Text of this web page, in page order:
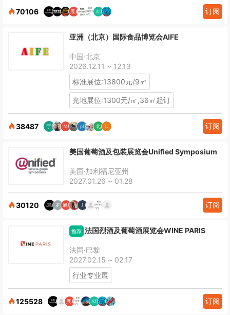
70106 订阅
亚洲（北京）国际食品博览会AIFE
中国·北京
2026.12.11 ~ 12.13
标准展位:13800元/9㎡
光地展位:1300元/㎡,36㎡起订
38487 订阅
美国葡萄酒及包装展览会Unified Symposium
美国·加利福尼亚州
2027.01.26 ~ 01.28
30120 订阅
推荐 法国烈酒及葡萄酒展览会WINE PARIS
法国·巴黎
2027.02.15 ~ 02.17
行业专业展
125528 订阅